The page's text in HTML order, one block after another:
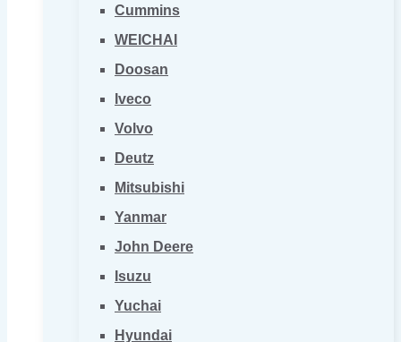
Cummins
WEICHAI
Doosan
Iveco
Volvo
Deutz
Mitsubishi
Yanmar
John Deere
Isuzu
Yuchai
Hyundai